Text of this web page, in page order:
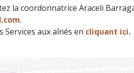
la coordonnatrice Araceli
.
Services aux aînés en cliquant ici.